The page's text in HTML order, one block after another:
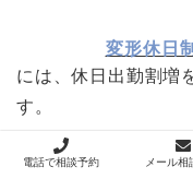
変形休日
には、休日出勤割増
す。
変形休日制度 とは、
電話で相談予約 メール相